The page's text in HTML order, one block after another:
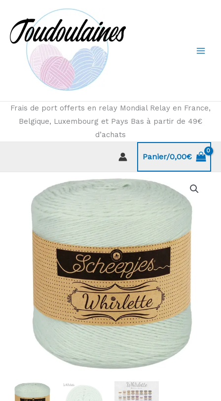
contenu
Frais de port offerts en relay Mondial Relay en France,
Belgique, Luxembourg et Pays Bas à partir de 49€
d’achats
Panier/0,00€